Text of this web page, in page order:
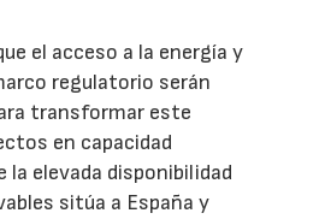
el acceso a la energía y
regulatorio serán
transformar este
en capacidad
la elevada disponibilidad
sitúa a España y